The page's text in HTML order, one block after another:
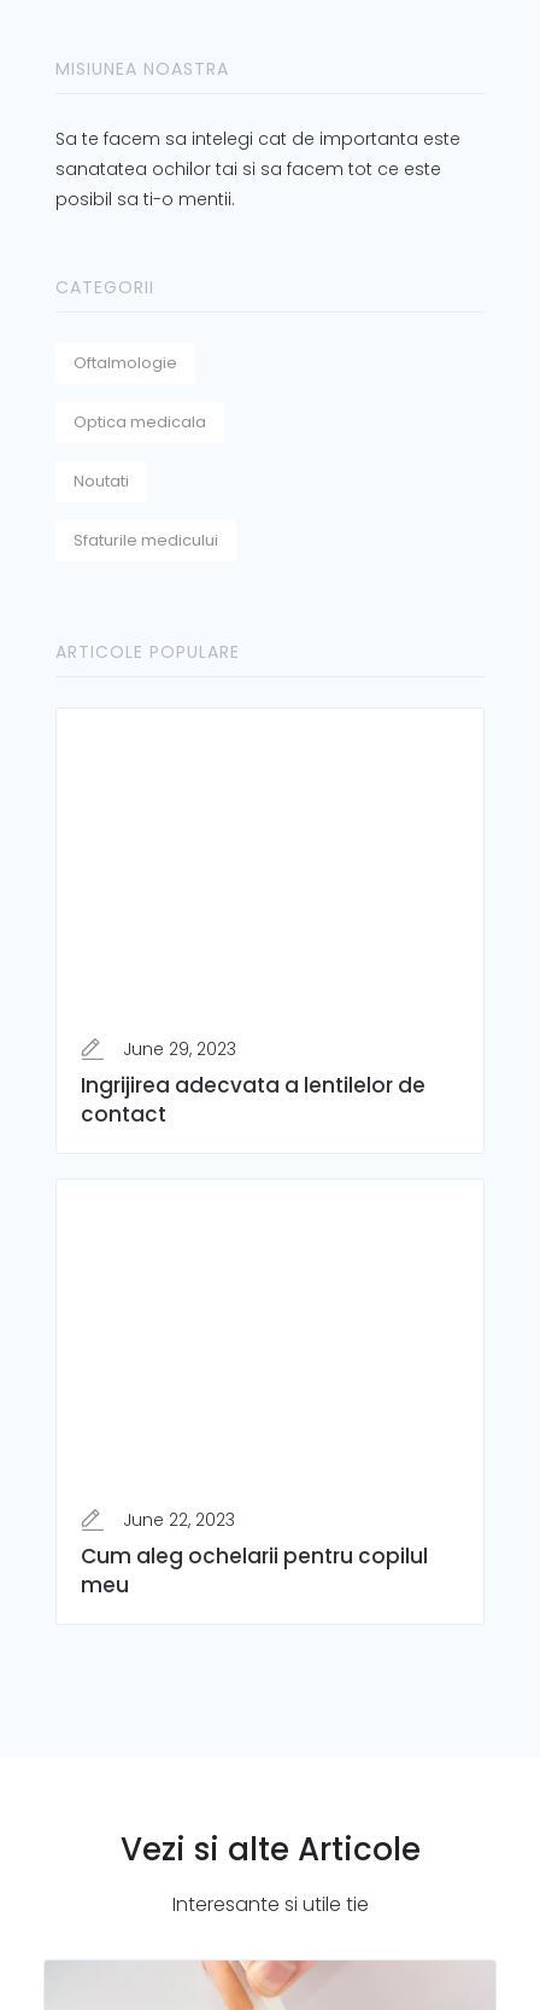
MISIUNEA NOASTRA
Sa te facem sa intelegi cat de importanta este
sanatatea ochilor tai si sa facem tot ce este
posibil sa ti-o mentii.
CATEGORII
Oftalmologie
Optica medicala
Noutati
Sfaturile medicului
ARTICOLE POPULARE
June 29, 2023
Ingrijirea adecvata a lentilelor de
contact
June 22, 2023
Cum aleg ochelarii pentru copilul
meu
Vezi si alte Articole
Interesante si utile tie